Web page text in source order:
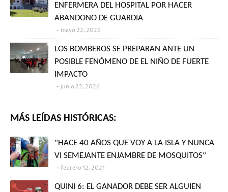
ENFERMERA DEL HOSPITAL POR HACER
ABANDONO DE GUARDIA
mayo 22, 2026
LOS BOMBEROS SE PREPARAN ANTE UN
POSIBLE FENÓMENO DE EL NIÑO DE FUERTE
IMPACTO
junio 22, 2026
MÁS LEÍDAS HISTÓRICAS:
"HACE 40 AÑOS QUE VOY A LA ISLA Y NUNCA
VI SEMEJANTE ENJAMBRE DE MOSQUITOS"
febrero 12, 2021
QUINI 6: EL GANADOR DEBE SER ALGUIEN